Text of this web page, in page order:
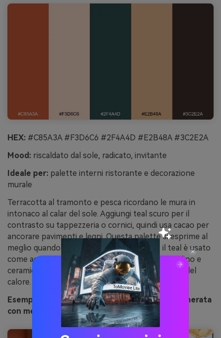
HEX: #C85A3A #F3D6C6 #2F4A4D #E2B48A #3C2E2A
Mood: riscaldato dal sole, radicato, invitante
Ideale per: palette interni ristorante e decorazione
murale
Terracotta al tramonto e pesca ricordano le mura in
intonaco al calar del sole. Aggiungi teal scuro per il
contrasto su tappezzeria o cornici, quindi usa cacao per
ancorare pavimenti e legni. Questa palette si esprime al
meglio quando pesca e sabbia dominano e il teal è usato
come accento. Consiglio: aggiungi texture come lino e
ceramiche opache per mantenere la raffinatezza del
calore.
Esempio d'immagine "terracotta tramonto" generata
con media.io